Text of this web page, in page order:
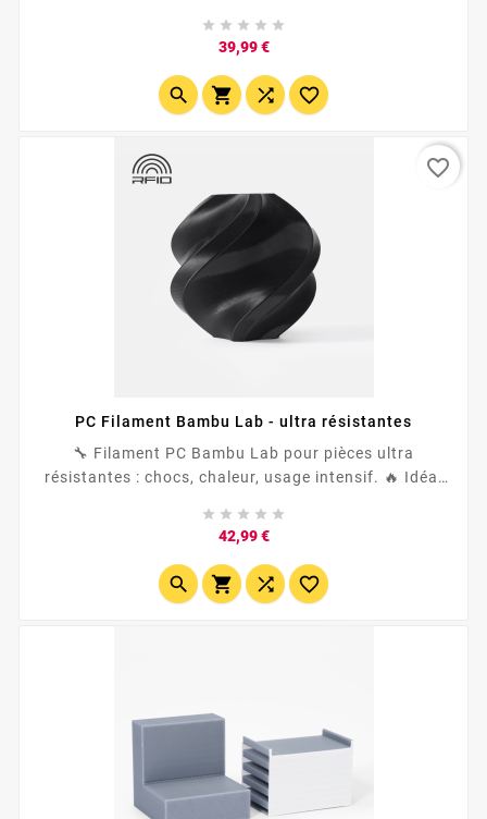
    
39,99 €Prix
   
PC Filament Bambu Lab - ultra résistantes
🔧 Filament PC Bambu Lab pour pièces ultra
résistantes : chocs, chaleur, usage intensif. 🔥 Idéal
    
42,99 €Prix
   
favorite_border